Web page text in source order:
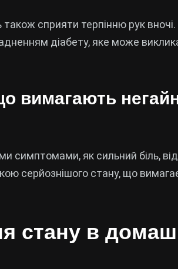
сприяти терпінню рук
діабету, яке може
вимагають
симптомами, як сильний біль,
серйознішого стану, що
стану в